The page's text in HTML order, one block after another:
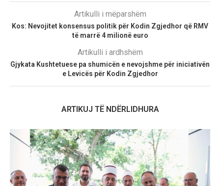
Artikulli i mëparshëm
Kos: Nevojitet konsensus politik për Kodin Zgjedhor që RMV
të marrë 4 milionë euro
Artikulli i ardhshëm
Gjykata Kushtetuese pa shumicën e nevojshme për iniciativën
e Levicës për Kodin Zgjedhor
ARTIKUJ TË NDËRLIDHURA